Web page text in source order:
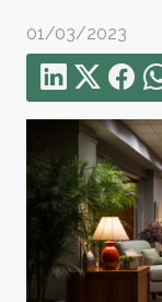
01/03/2023